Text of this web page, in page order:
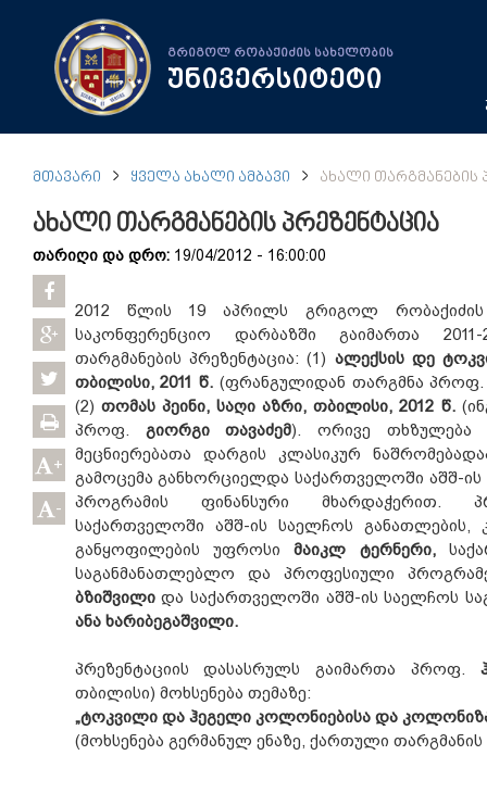
გრიგოლ რობაქიძის სახელობის
უნივერსიტეტი
ᲛᲗᲐᲕᲐᲠᲘ ᲧᲕᲔᲚᲐ ᲐᲮᲐᲚᲘ ᲐᲛᲑᲐᲕᲘ ᲐᲮᲐᲚᲘ ᲗᲐᲠᲒᲛᲐᲜᲔᲑᲘᲡ
ახალი თარგმანების პრეზენტაცია
თარიღი და დრო: 19/04/2012 - 16:00:00
+
-
2012 წლის 19 აპრილს გრიგოლ რობაქიძის
საკონფერენციო დარბაზში გაიმართა
თარგმანების პრეზენტაცია: (1) ალექსის დე
თბილისი, 2011 წ. (ფრანგულიდან თარგმნა
(2) თომას პეინი, საღი აზრი, თბილისი, 2012 წ.
პროფ. გიორგი თავაძემ). ორივე თხზულება
მეცნიერებათა დარგის კლასიკურ
გამოცემა განხორციელდა საქართველოში აშშ-ის
პროგრამის ფინანსური მხარდაჭერით.
საქართველოში აშშ-ის საელჩოს განათლების,
განყოფილების უფროსიმაიკლ ტერნერი,
საგანმანათლებლო და პროფესიული
ბზიშვილიდა საქართველოში აშშ-ის საელჩოს
ანა ხარიბეგაშვილი.
პრეზენტაციის დასასრულს გაიმართა პროფ.
თბილისი) მოხსენება თემაზე:
„ტოკვილი და ჰეგელი კოლონიებისა და
(მოხსენება გერმანულ ენაზე, ქართული